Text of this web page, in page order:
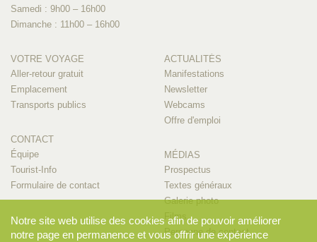
Samedi : 9h00 – 16h00
Dimanche : 11h00 – 16h00
VOTRE VOYAGE
Aller-retour gratuit
Emplacement
Transports publics
CONTACT
Équipe
Tourist-Info
Formulaire de contact
ACTUALITÉS
Manifestations
Newsletter
Webcams
Offre d'emploi
MÉDIAS
Prospectus
Textes généraux
Galerie photo
Films
Personne de contact
Notre site web utilise des cookies afin de pouvoir améliorer
notre page en permanence et vous offrir une expérience